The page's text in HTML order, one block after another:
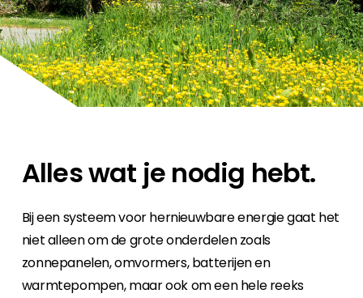
Carrière
Ben je op zoek naar een baan in de
hernieuwbare energiesector? Dan ben je hier
aan het juiste adres!
Alles wat je nodig hebt.
Bij een systeem voor hernieuwbare energie gaat het
niet alleen om de grote onderdelen zoals
zonnepanelen, omvormers, batterijen en
warmtepompen, maar ook om een hele reeks